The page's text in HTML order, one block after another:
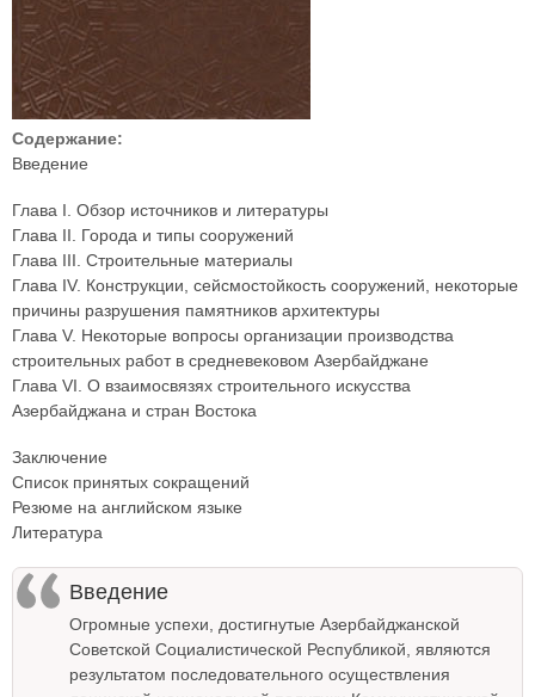
Содержание:
Введение
Глава I. Обзор источников и литературы
Глава II. Города и типы сооружений
Глава III. Строительные материалы
Глава IV. Конструкции, сейсмостойкость сооружений, некоторые
причины разрушения памятников архитектуры
Глава V. Некоторые вопросы организации производства
строительных работ в средневековом Азербайджане
Глава VI. О взаимосвязях строительного искусства
Азербайджана и стран Востока
Заключение
Список принятых сокращений
Резюме на английском языке
Литература
Введение
Огромные успехи, достигнутые Азербайджанской
Советской Социалистической Республикой, являются
результатом последовательного осуществления